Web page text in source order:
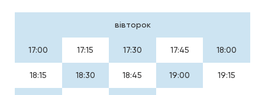
вівторок
17:00 17:15 17:30 17:45 18:00
18:15 18:30 18:45 19:00 19:15